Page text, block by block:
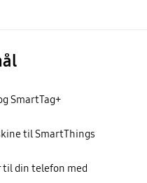
SmartTag+
til SmartThings
din telefon med